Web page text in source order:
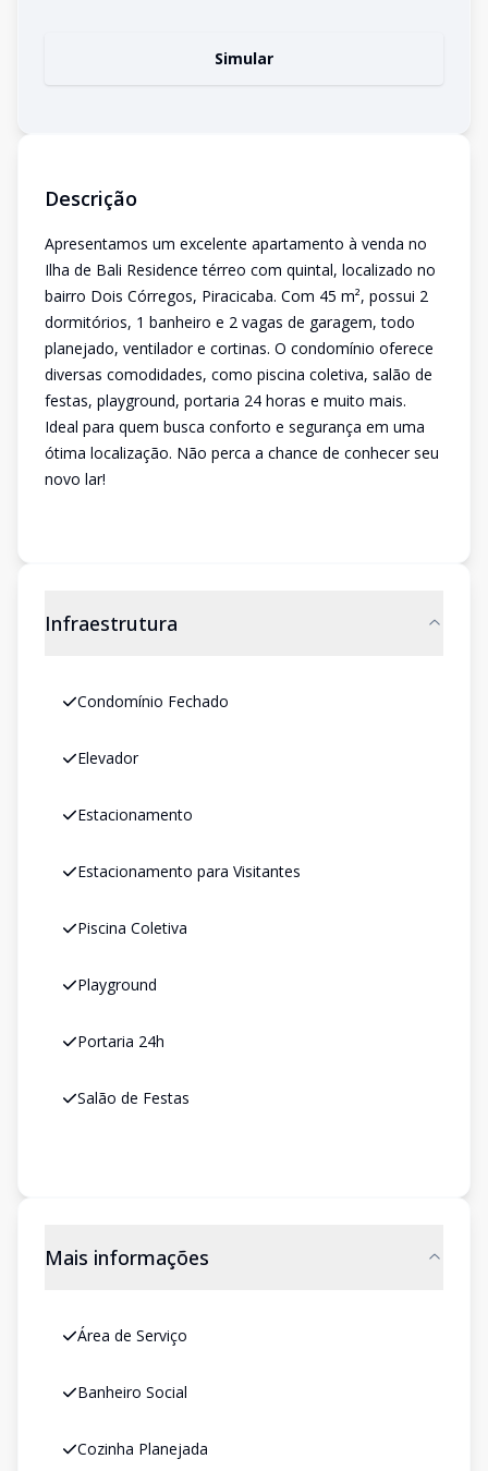
Simular
Descrição
Apresentamos um excelente apartamento à venda no
Ilha de Bali Residence térreo com quintal, localizado no
bairro Dois Córregos, Piracicaba. Com 45 m², possui 2
dormitórios, 1 banheiro e 2 vagas de garagem, todo
planejado, ventilador e cortinas. O condomínio oferece
diversas comodidades, como piscina coletiva, salão de
festas, playground, portaria 24 horas e muito mais.
Ideal para quem busca conforto e segurança em uma
ótima localização. Não perca a chance de conhecer seu
novo lar!
Infraestrutura
Condomínio Fechado
Elevador
Estacionamento
Estacionamento para Visitantes
Piscina Coletiva
Playground
Portaria 24h
Salão de Festas
Mais informações
Área de Serviço
Banheiro Social
Cozinha Planejada